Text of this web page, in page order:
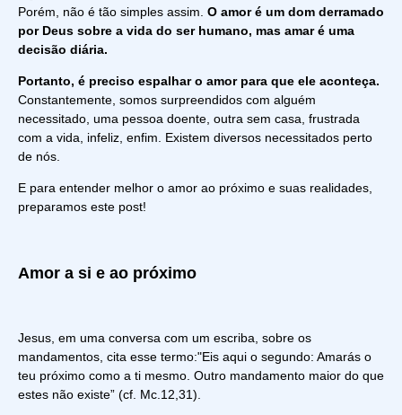
Porém, não é tão simples assim. O amor é um dom derramado
por Deus sobre a vida do ser humano, mas amar é uma
decisão diária.
Portanto, é preciso espalhar o amor para que ele aconteça.
Constantemente, somos surpreendidos com alguém
necessitado, uma pessoa doente, outra sem casa, frustrada
com a vida, infeliz, enfim. Existem diversos necessitados perto
de nós.
E para entender melhor o amor ao próximo e suas realidades,
preparamos este post!
Amor a si e ao próximo
Jesus, em uma conversa com um escriba, sobre os
mandamentos, cita esse termo:"Eis aqui o segundo: Amarás o
teu próximo como a ti mesmo. Outro mandamento maior do que
estes não existe” (cf. Mc.12,31).